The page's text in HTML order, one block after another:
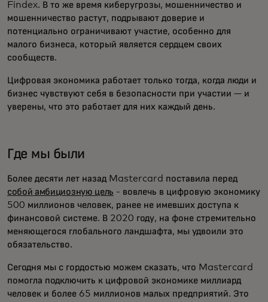
Findex. В то же время киберугрозы, мошенничество и
мошенничество растут, подрывают доверие и
потенциально ограничивают участие, особенно для
малого бизнеса, который является сердцем своих
сообществ.
Цифровая экономика работает только тогда, когда люди и
бизнес чувствуют себя в безопасности при участии — и
уверены, что это работает для них каждый день.
Где мы были
Более десяти лет назад Mastercard поставила перед
собой амбициозную цель - вовлечь в цифровую экономику
500 миллионов человек, ранее не имевших доступа к
финансовой системе. В 2020 году, на фоне стремительно
меняющегося глобального ландшафта, мы удвоили это
обязательство.
Сегодня мы с гордостью можем сказать, что Mastercard
помогла подключить к цифровой экономике миллиард
человек и более 65 миллионов малых предприятий. Это